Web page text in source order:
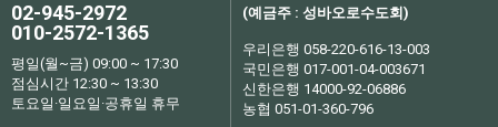
02-945-2972
010-2572-1365
평일(월~금) 09:00 ~ 17:30
점심시간 12:30 ~ 13:30
토요일·일요일·공휴일 휴무
(예금주 : 성바오로수도회)
우리은행 058-220-616-13-003
국민은행 017-001-04-003671
신한은행 14000-92-06886
농협 051-01-360-796